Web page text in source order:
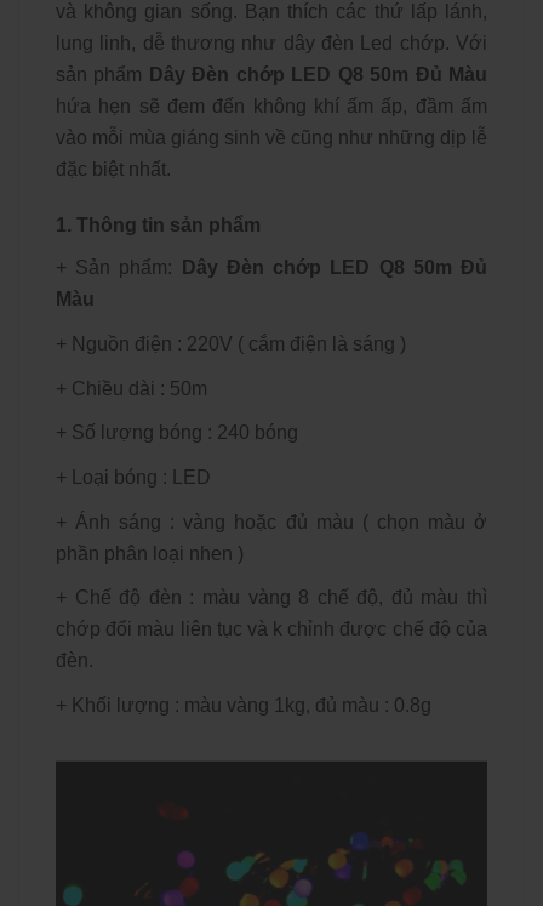
và không gian sống. Bạn thích các thứ lấp lánh,
lung linh, dễ thương như dây đèn Led chớp. Với
sản phẩm
Dây Đèn chớp LED Q8 50m Đủ Màu
hứa hẹn sẽ đem đến không khí ấm ấp, đầm ấm
vào mỗi mùa giáng sinh về cũng như những dịp lễ
đặc biệt nhất.
1. Thông tin sản phẩm
+ Sản phẩm:
Dây Đèn chớp LED Q8 50m Đủ
Màu
+ Nguồn điện : 220V ( cắm điện là sáng )
+ Chiều dài : 50m
+ Số lượng bóng : 240 bóng
+ Loại bóng : LED
+ Ánh sáng : vàng hoặc đủ màu ( chọn màu ở
phần phân loại nhen )
+ Chế độ đèn : màu vàng 8 chế độ, đủ màu thì
chớp đổi màu liên tục và k chỉnh được chế độ của
đèn.
+ Khối lượng : màu vàng 1kg, đủ màu : 0.8g